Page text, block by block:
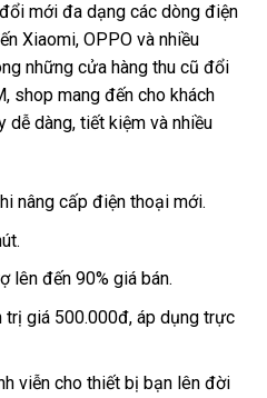
mới đa dạng các dòng điện
Xiaomi, OPPO và nhiều
những cửa hàng thu cũ đổi
shop mang đến cho khách
dễ dàng, tiết kiệm và nhiều
nâng cấp điện thoại mới.
lên đến 90% giá bán.
trị giá 500.000đ, áp dụng trực
viễn cho thiết bị bạn lên đời